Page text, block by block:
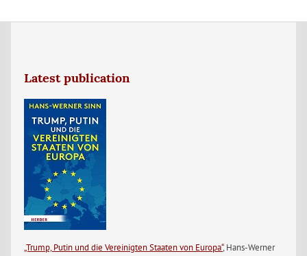
Latest publication
„Trump, Putin und die Vereinigten Staaten von Europa“, Hans-Werner